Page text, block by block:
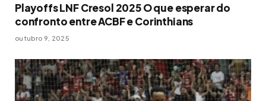
Playoffs LNF Cresol 2025 O que esperar do
confronto entre ACBF e Corinthians
outubro 9, 2025